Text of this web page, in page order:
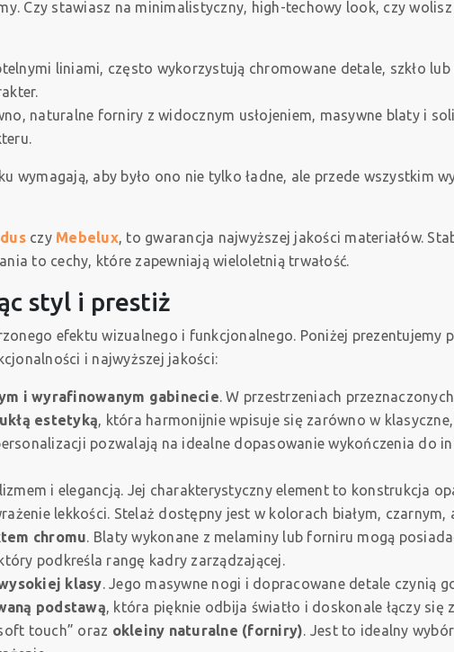
Czy stawiasz na minimalistyczny, high-techowy look, czy wolisz
liniami, często wykorzystują chromowane detale, szkło
naturalne forniry z widocznym usłojeniem, masywne blaty i
wymagają, aby było ono nie tylko ładne, ale przede wszystkim
czy Mebelux, to gwarancja najwyższej jakości materiałów.
to cechy, które zapewniają wieloletnią trwałość.
styl i prestiż
efektu wizualnego i funkcjonalnego. Poniżej prezentujemy
i najwyższej jakości:
i wyrafinowanym gabinecie. W przestrzeniach
estetyką, która harmonijnie wpisuje się zarówno w
pozwalają na idealne dopasowanie wykończenia do
i elegancją. Jej charakterystyczny element to konstrukcja
lekkości. Stelaż dostępny jest w kolorach białym, czarnym,
chromu. Blaty wykonane z melaminy lub forniru mogą
podkreśla rangę kadry zarządzającej.
klasy. Jego masywne nogi i dopracowane detale czynią
podstawą, która pięknie odbija światło i doskonale łączy się
touch” oraz okleiny naturalne (forniry). Jest to idealny